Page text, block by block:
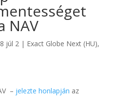
NAV
júl 2| Exact Globe Next (HU),
– jelezte honlapján az